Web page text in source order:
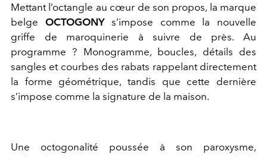
Mettant l’octangle au cœur de son propos, la marque
belge OCTOGONYs’impose comme la nouvelle
griffe de maroquinerie à suivre de près. Au
programme ? Monogramme, boucles, détails des
sangles et courbes des rabats rappelant directement
la forme géométrique, tandis que cette dernière
s’impose comme la signature de la maison.
Une octogonalité poussée à son paroxysme,